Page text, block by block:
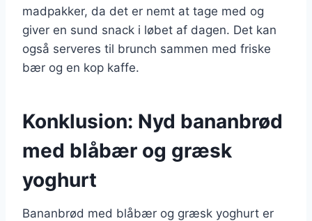
madpakker, da det er nemt at tage med og
giver en sund snack i løbet af dagen. Det kan
også serveres til brunch sammen med friske
bær og en kop kaffe.
Konklusion: Nyd bananbrød
med blåbær og græsk
yoghurt
Bananbrød med blåbær og græsk yoghurt er